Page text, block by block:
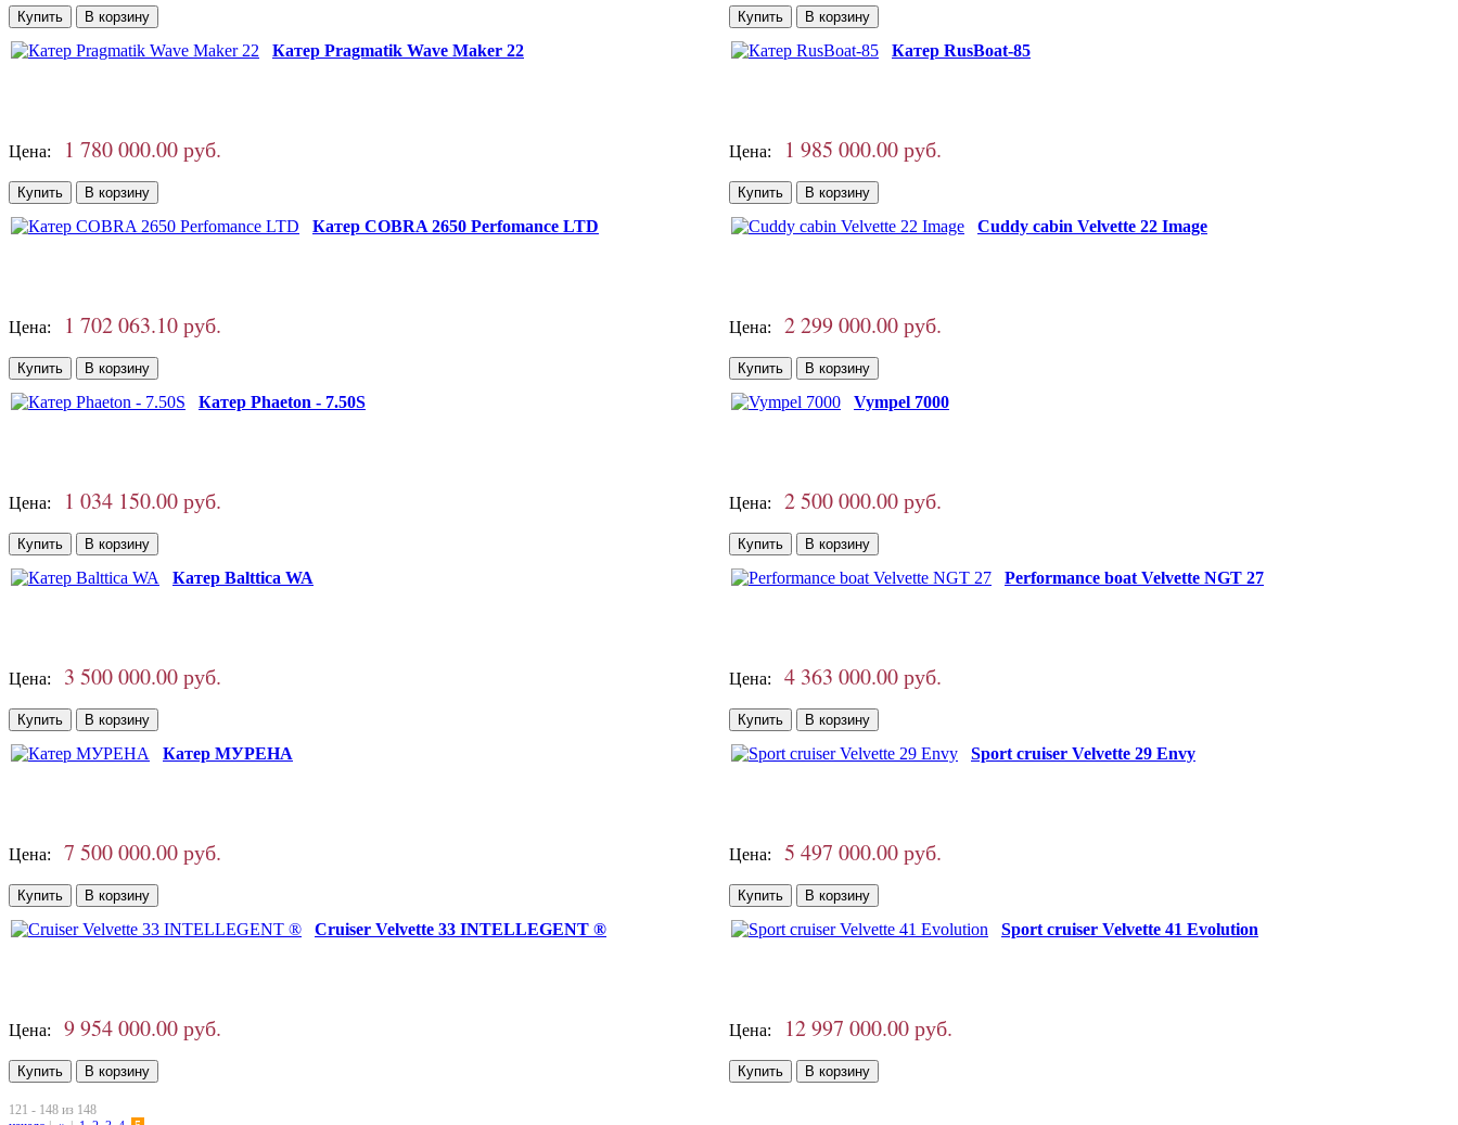
Катер Pragmatik Wave Maker 22
Цена: 1 780 000.00 руб.
Катер RusBoat-85
Цена: 1 985 000.00 руб.
Катер COBRA 2650 Perfomance LTD
Цена: 1 702 063.10 руб.
Cuddy cabin Velvette 22 Image
Цена: 2 299 000.00 руб.
Катер Phaeton - 7.50S
Цена: 1 034 150.00 руб.
Vympel 7000
Цена: 2 500 000.00 руб.
Катер Balttica WA
Цена: 3 500 000.00 руб.
Performance boat Velvette NGT 27
Цена: 4 363 000.00 руб.
Катер МУРЕНА
Цена: 7 500 000.00 руб.
Sport cruiser Velvette 29 Envy
Цена: 5 497 000.00 руб.
Cruiser Velvette 33 INTELLEGENT ®
Цена: 9 954 000.00 руб.
Sport cruiser Velvette 41 Evolution
Цена: 12 997 000.00 руб.
121 - 148 из 148